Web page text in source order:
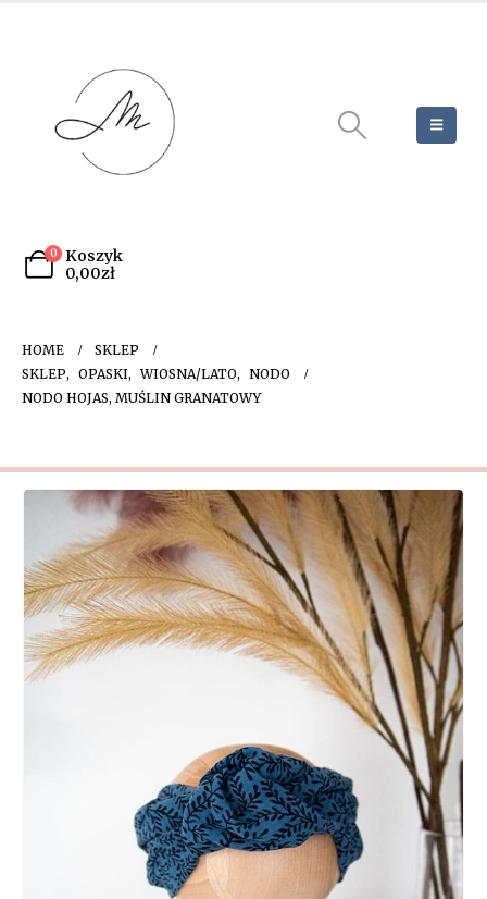
0
Koszyk
0,00zł
HOME
SKLEP
SKLEP, OPASKI, WIOSNA/LATO, NODO
NODO HOJAS, MUŚLIN GRANATOWY